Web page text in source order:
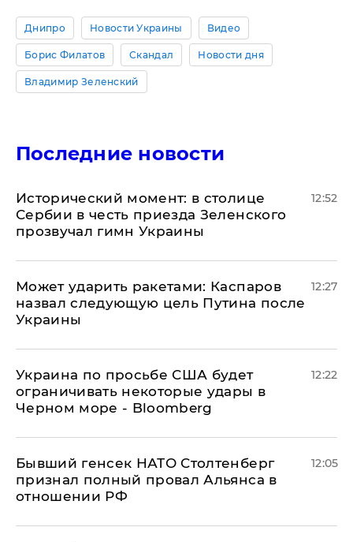
Днипро Новости Украины Видео
Борис Филатов Скандал Новости дня
Владимир Зеленский
Последние новости
Исторический момент: в столице
Сербии в честь приезда Зеленского
прозвучал гимн Украины
12:52
Может ударить ракетами: Каспаров
назвал следующую цель Путина после
Украины
12:27
Украина по просьбе США будет
ограничивать некоторые удары в
Черном море - Bloomberg
12:22
Бывший генсек НАТО Столтенберг
признал полный провал Альянса в
отношении РФ
12:05